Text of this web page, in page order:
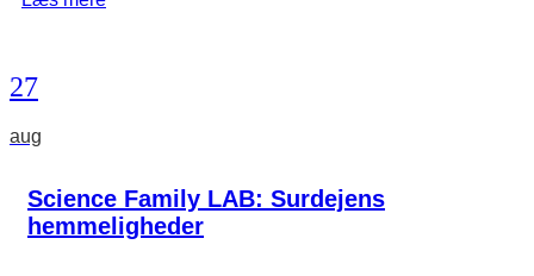
27
aug
Science Family LAB: Surdejens
hemmeligheder